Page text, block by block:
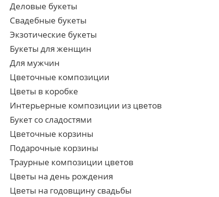
Деловые букеты
Свадебные букеты
Экзотические букеты
Букеты для женщин
Для мужчин
Цветочные композиции
Цветы в коробке
Интерьерные композиции из цветов
Букет со сладостями
Цветочные корзины
Подарочные корзины
Траурные композиции цветов
Цветы на день рождения
Цветы на годовщину свадьбы